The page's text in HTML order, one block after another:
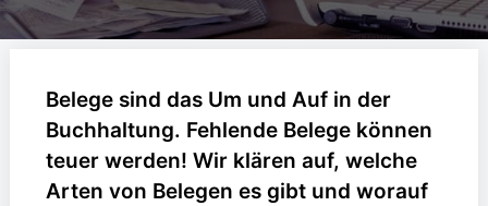
Belege sind das Um und Auf in der
Buchhaltung. Fehlende Belege können
teuer werden! Wir klären auf, welche
Arten von Belegen es gibt und worauf